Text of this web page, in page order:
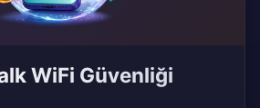
WiFi Güvenliği